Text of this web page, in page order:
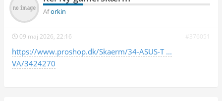
Aforkin
09 maj 2026, 22:16 #376051
https://www.proshop.dk/Skaerm/34-ASUS-T ...
VA/3424270